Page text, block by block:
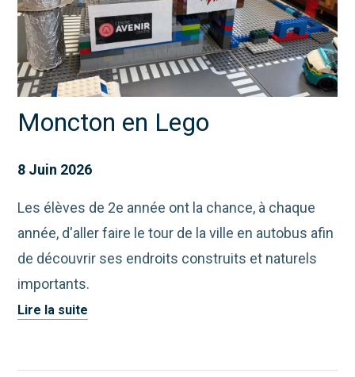
Moncton en Lego
8 Juin 2026
Les élèves de 2e année ont la chance, à chaque
année, d'aller faire le tour de la ville en autobus afin
de découvrir ses endroits construits et naturels
importants.
Lire la suite